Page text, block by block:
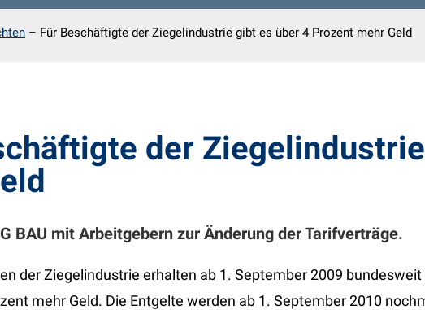
– Für Beschäftigte der Ziegelindustrie gibt es über 4 Prozent mehr Geld
der
BAU mit Arbeitgebern zur Änderung der Tarifverträge.
der Ziegelindustrie erhalten ab 1. September 2009
mehr Geld. Die Entgelte werden ab 1. September 2010